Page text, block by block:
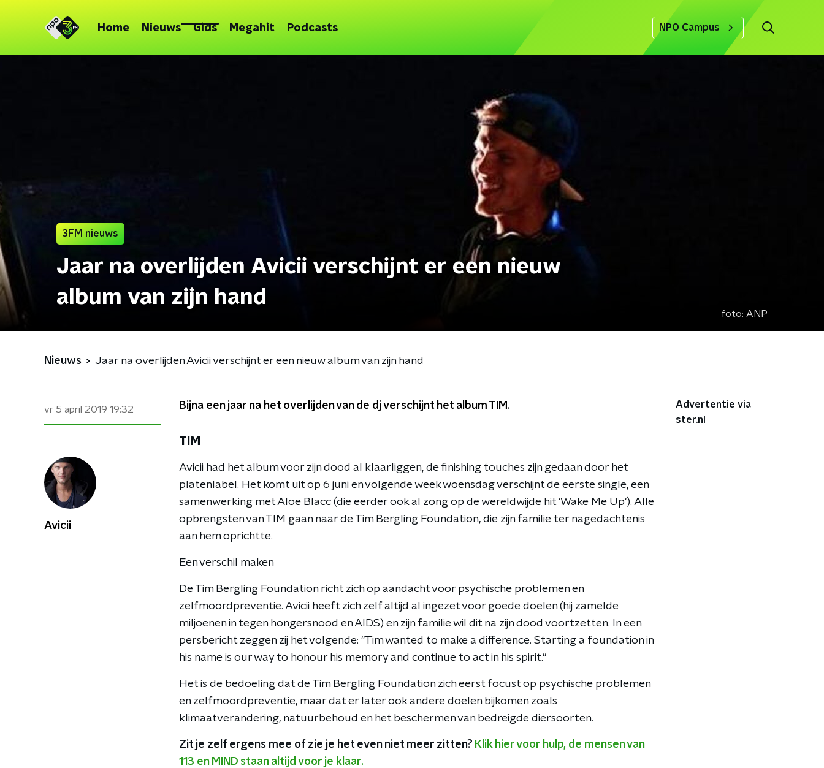
Home Nieuws Gids Megahit Podcasts NPO Campus
3FM nieuws
Jaar na overlijden Avicii verschijnt er een nieuw
album van zijn hand
foto: ANP
Nieuws Jaar na overlijden Avicii verschijnt er een nieuw album van zijn hand
vr 5 april 2019 19:32 Bijna een jaar na het overlijden van de dj verschijnt het album TIM.
TIM
Avicii had het album voor zijn dood al klaarliggen, de finishing touches zijn gedaan door het
platenlabel. Het komt uit op 6 juni en volgende week woensdag verschijnt de eerste single, een
samenwerking met Aloe Blacc (die eerder ook al zong op de wereldwijde hit 'Wake Me Up'). Alle
opbrengsten van TIM gaan naar de Tim Bergling Foundation, die zijn familie ter nagedachtenis
aan hem oprichtte.
Een verschil maken
De Tim Bergling Foundation richt zich op aandacht voor psychische problemen en
zelfmoordpreventie. Avicii heeft zich zelf altijd al ingezet voor goede doelen (hij zamelde
miljoenen in tegen hongersnood en AIDS) en zijn familie wil dit na zijn dood voortzetten. In een
persbericht zeggen zij het volgende: "Tim wanted to make a difference. Starting a foundation in
his name is our way to honour his memory and continue to act in his spirit."
Het is de bedoeling dat de Tim Bergling Foundation zich eerst focust op psychische problemen
en zelfmoordpreventie, maar dat er later ook andere doelen bijkomen zoals
klimaatverandering, natuurbehoud en het beschermen van bedreigde diersoorten.
Zit je zelf ergens mee of zie je het even niet meer zitten? Klik hier voor hulp, de mensen van
113 en MIND staan altijd voor je klaar.
Advertentie via
ster.nl
Avicii